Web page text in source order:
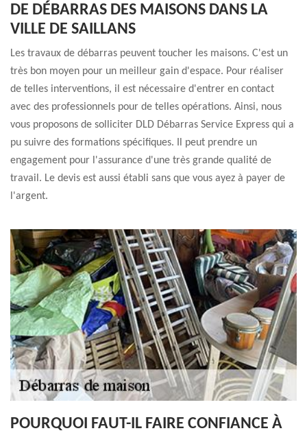
DE DÉBARRAS DES MAISONS DANS LA
VILLE DE SAILLANS
Les travaux de débarras peuvent toucher les maisons. C'est un
très bon moyen pour un meilleur gain d'espace. Pour réaliser
de telles interventions, il est nécessaire d'entrer en contact
avec des professionnels pour de telles opérations. Ainsi, nous
vous proposons de solliciter DLD Débarras Service Express qui a
pu suivre des formations spécifiques. Il peut prendre un
engagement pour l'assurance d'une très grande qualité de
travail. Le devis est aussi établi sans que vous ayez à payer de
l'argent.
POURQUOI FAUT-IL FAIRE CONFIANCE À